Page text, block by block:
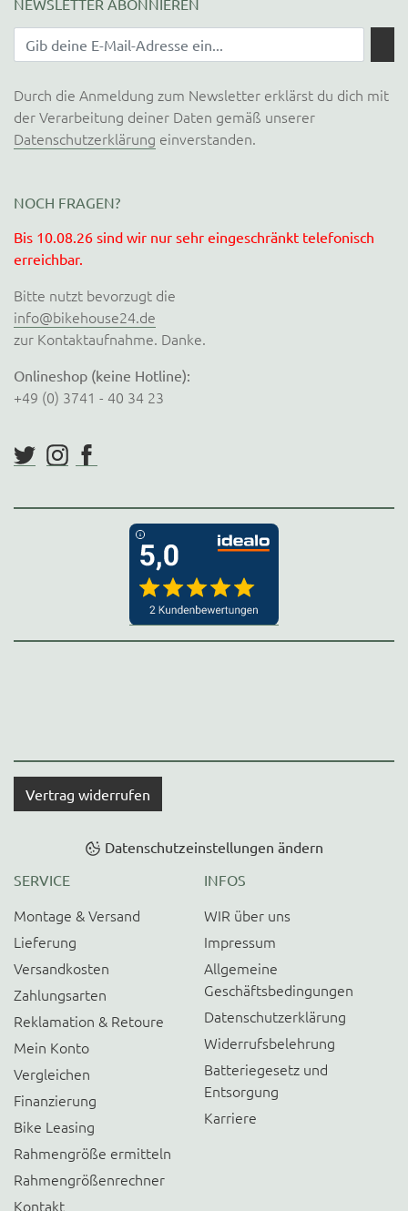
NEWSLETTER ABONNIEREN
Durch die Anmeldung zum Newsletter erklärst du dich mit
der Verarbeitung deiner Daten gemäß unserer
Datenschutzerklärung einverstanden.
NOCH FRAGEN?
Bis 10.08.26 sind wir nur sehr eingeschränkt telefonisch
erreichbar.
Bitte nutzt bevorzugt die
info@bikehouse24.de
zur Kontaktaufnahme. Danke.
Onlineshop (keine Hotline):
+49 (0) 3741 - 40 34 23
Vertrag widerrufen
Datenschutzeinstellungen ändern
SERVICE
Montage & Versand
Lieferung
Versandkosten
Zahlungsarten
Reklamation & Retoure
Mein Konto
Vergleichen
Finanzierung
Bike Leasing
Rahmengröße ermitteln
Rahmengrößenrechner
Kontakt
INFOS
WIR über uns
Impressum
Allgemeine
Geschäftsbedingungen
Datenschutzerklärung
Widerrufsbelehrung
Batteriegesetz und
Entsorgung
Karriere